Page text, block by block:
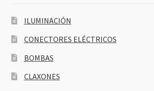
ILUMINACIÓN
CONECTORES ELÉCTRICOS
BOMBAS
CLAXONES